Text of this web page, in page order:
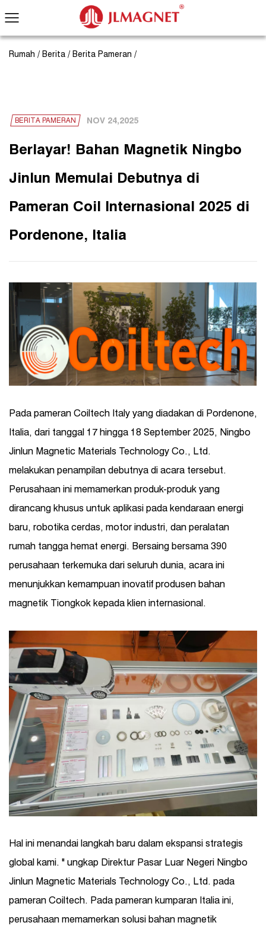
Rumah / Berita / Berita Pameran /
BERITA PAMERAN NOV 24,2025
Berlayar! Bahan Magnetik Ningbo
Jinlun Memulai Debutnya di
Pameran Coil Internasional 2025 di
Pordenone, Italia
Pada pameran Coiltech Italy yang diadakan di Pordenone,
Italia, dari tanggal 17 hingga 18 September 2025, Ningbo
Jinlun Magnetic Materials Technology Co., Ltd.
melakukan penampilan debutnya di acara tersebut.
Perusahaan ini memamerkan produk-produk yang
dirancang khusus untuk aplikasi pada kendaraan energi
baru, robotika cerdas, motor industri, dan peralatan
rumah tangga hemat energi. Bersaing bersama 390
perusahaan terkemuka dari seluruh dunia, acara ini
menunjukkan kemampuan inovatif produsen bahan
magnetik Tiongkok kepada klien internasional.
Hal ini menandai langkah baru dalam ekspansi strategis
global kami. " ungkap Direktur Pasar Luar Negeri Ningbo
Jinlun Magnetic Materials Technology Co., Ltd. pada
pameran Coiltech. Pada pameran kumparan Italia ini,
perusahaan memamerkan solusi bahan magnetik